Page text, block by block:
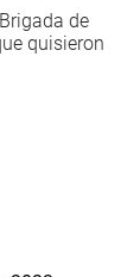
de
quisieron